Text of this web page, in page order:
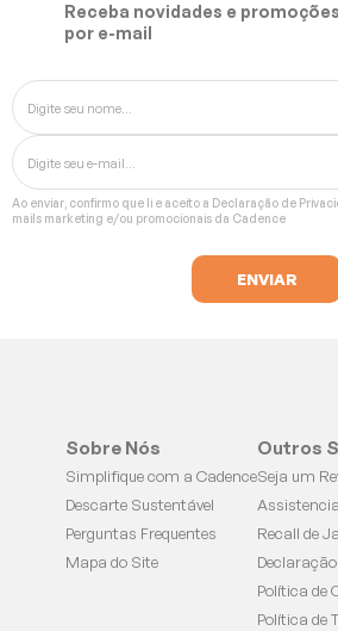
Receba novidades e
por e-mail
Ao enviar, confirmo que li e aceito a Declaração
mails marketing e/ou promocionais da Cadence
Sobre Nós
Simplifique com a Cadence
Descarte Sustentável
Perguntas Frequentes
Mapa do Site
Outros
Seja um
Recall de
Política de
Política de